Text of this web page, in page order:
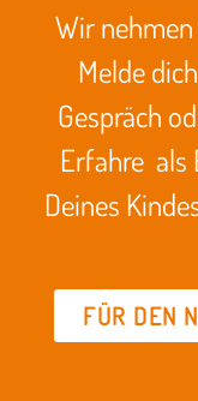
Wir
Melde
Gespräch
Erfahre als
Deines
FÜR DEN